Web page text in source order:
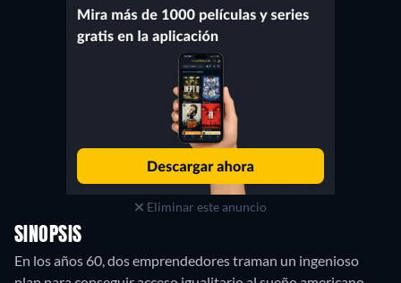
Eliminar este anuncio
SINOPSIS
En los años 60, dos emprendedores traman un ingenioso